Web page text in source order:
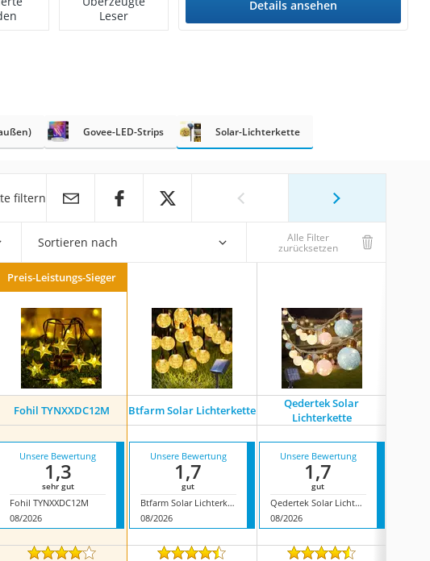
Leser
Details ansehen
Govee-LED-Strips Solar-Lichterkette
filtern
Sortieren nach Alle Filter
zurücksetzen
Preis-Leistungs-Sieger
Fohil ‎TYNXXDC12M Btfarm Solar Lichterkette
Qedertek Solar
Lichterkette
Unsere Bewertung
1,3
sehr gut
Fohil ‎TYNXXDC12M
08/2026
Unsere Bewertung
1,7
gut
Btfarm Solar Lichterkette
08/2026
Unsere Bewertung
1,7
gut
Qedertek Solar Lichterkette
08/2026